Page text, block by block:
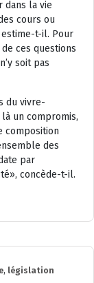
dans la vie
cours ou
estime-t-il. Pour
ces questions
soit pas
du vivre-
un compromis,
composition
des
par
concède-t-il.
, législation